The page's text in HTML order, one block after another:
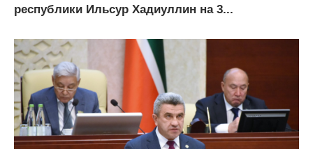
республики Ильсур Хадиуллин на 3...